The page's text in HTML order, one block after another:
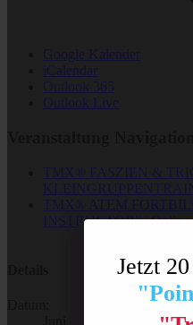
Google Kalender
iCalendar
Outlook 365
Outlook Live
TMX® FASZIEN &
TMX® ATEM
INSTRUCTOR” | Online
Jetzt